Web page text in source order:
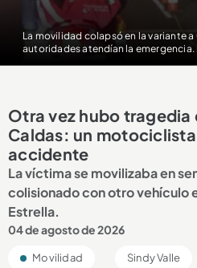
La movilidad colapsó en la variante
autoridades atendían la emergencia.
Otra vez hubo tragedia
Caldas: un
accidente
La víctima se movilizaba en
colisionado con otro vehículo
Estrella.
04 de agosto de 2026
Movilidad Sindy Valle